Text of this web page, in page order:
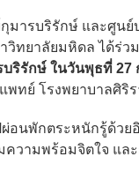
มารบริรักษ์ และศูน
วิทยาลัยมหิดล ได้ร่ว
ริรักษ์ ในวันพุธที่ 27
ทย์ โรงพยาบาลศิริ
อนพักตระหนักรู้ด้วย
ความพร้อมจิตใจ แ